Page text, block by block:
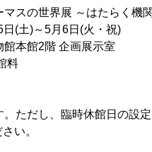
スの世界展 ～はたらく機
(土)～5月6日(火・祝)
本館2階 企画展示室
料
ただし、臨時休館日の設
い。